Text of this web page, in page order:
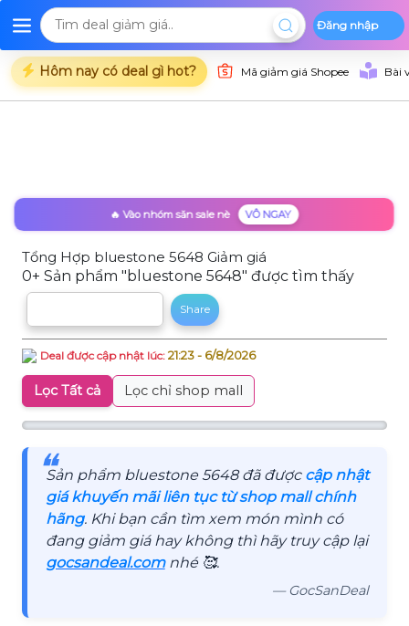
Đăng nhập
Hôm nay có deal gì hot? Mã giảm giá Shopee Bài
Trang chủ Deal Shopee Deal Lazada Deal Tiki Danh mục
🔥 Vào nhóm săn sale nè VÔ NGAY
Tổng Hợp bluestone 5648 Giảm giá
0+ Sản phẩm "bluestone 5648" được tìm thấy
Share
Deal được cập nhật lúc:21:23 - 6/8/2026
Lọc Tất cả Lọc chỉ shop mall
❝
Sản phẩm bluestone 5648 đã được cập nhật
giá khuyến mãi liên tục từ shop mall chính
hãng. Khi bạn cần tìm xem món mình có
đang giảm giá hay không thì hãy truy cập lại
gocsandeal.comnhé 🥰.
— GocSanDeal